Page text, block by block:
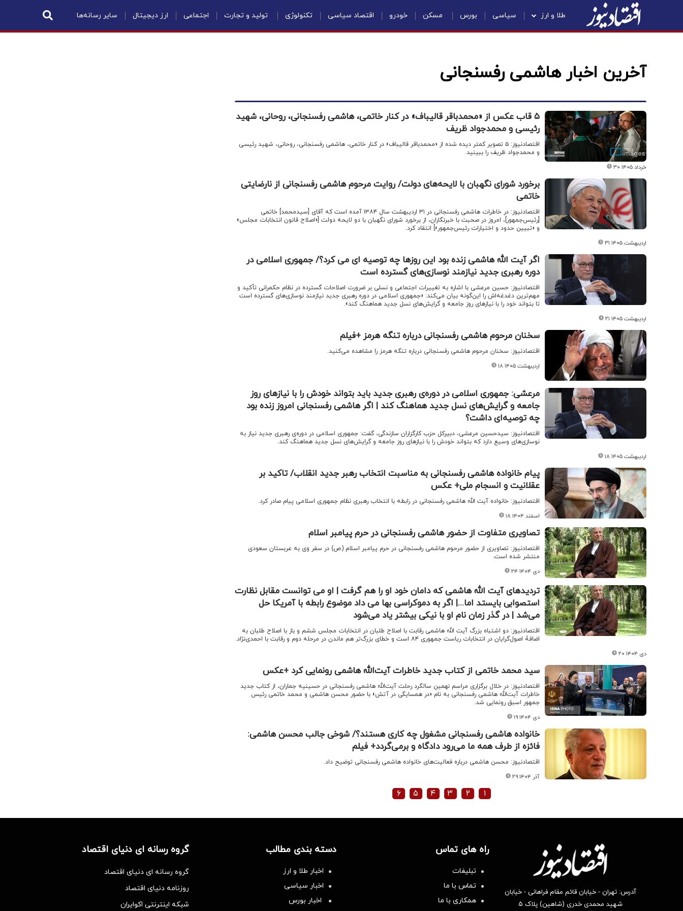
طلا و ارز سیاسی بورس مسکن خودرو اقتصاد سیاسی تکنولوژی تولید و تجارت اجتماعی ارز دیجیتال سایر رسانه‌ها
آخرین اخبار هاشمی رفسنجانی
۵ قاب عکس از «محمدباقر قالیباف» در کنار خاتمی، هاشمی رفسنجانی، روحانی، شهید
رئیسی و محمدجواد ظریف
اقتصادنیوز: ۵ تصویر کمتر دیده شده از «محمدباقر قالیباف» در کنار خاتمی، هاشمی رفسنجانی، روحانی، شهید رئیسی
و محمدجواد ظریف را ببینید.
۳۰ خرداد ۱۴۰۵
برخورد شورای نگهبان با لایحه‌های دولت/ روایت مرحوم هاشمی رفسنجانی از نارضایتی
خاتمی
اقتصادنیوز: در خاطرات هاشمی رفسنجانی در ۳۱ اردیبهشت سال ۱۳۸۴ آمده است که آقای [سیدمحمد] خاتمی
[رئیس‌جمهور]، امروز در صحبت با خبرنگاران، از برخورد شورای نگهبان با دو لایحه دولت [«اصلاح قانون انتخابات مجلس»
و «تبیین حدود و اختیارات رئیس‌جمهور»] انتقاد کرد.
۳۱ اردیبهشت ۱۴۰۵
اگر آیت الله هاشمی زنده بود این روزها چه توصیه ای می کرد؟/ جمهوری اسلامی در
دوره رهبری جدید نیازمند نوسازی‌های گسترده است
اقتصادنیوز: حسین مرعشی با اشاره به تغییرات اجتماعی و نسلی بر ضرورت اصلاحات گسترده در نظام حکمرانی تأکید و
مهم‌ترین دغدغه‌اش را این‌گونه بیان می‌کند: «جمهوری اسلامی در دوره رهبری جدید نیازمند نوسازی‌های گسترده است
تا بتواند خود را با نیازهای روز جامعه و گرایش‌های نسل جدید هماهنگ کند».
۲۱ اردیبهشت ۱۴۰۵
سخنان مرحوم هاشمی رفسنجانی درباره تنگه هرمز +فیلم
اقتصادنیوز: سخنان مرحوم هاشمی رفسنجانی درباره تنگه هرمز را مشاهده می‌کنید.
۱۸ اردیبهشت ۱۴۰۵
مرعشی: جمهوری اسلامی در دوره‌ی رهبری جدید باید بتواند خودش را با نیازهای روز
جامعه و گرایش‌های نسل جدید هماهنگ کند | اگر هاشمی رفسنجانی امروز زنده بود
چه توصیه‌ای داشت؟
اقتصادنیوز: سیدحسین مرعشی، دبیرکل حزب کارگزاران سازندگی، گفت: جمهوری اسلامی در دوره‌ی رهبری جدید نیاز به
نوسازی‌های وسیع دارد که بتواند خودش را با نیازهای روز جامعه و گرایش‌های نسل جدید هماهنگ کند.
۱۸ اردیبهشت ۱۴۰۵
پیام خانواده هاشمی رفسنجانی به مناسبت انتخاب رهبر جدید انقلاب/ تاکید بر
عقلانیت و انسجام ملی+ عکس
اقتصادنیوز: خانواده آیت الله هاشمی رفسنجانی در رابطه با انتخاب رهبری نظام جمهوری اسلامی پیام صادر کرد.
۱۸ اسفند ۱۴۰۴
تصاویری متفاوت از حضور هاشمی رفسنجانی در حرم پیامبر اسلام
اقتصادنیوز: تصاویری از حضور مرحوم هاشمی رفسنجانی در حرم پیامبر اسلام (ص) در سفر وی به عربستان سعودی
منتشر شده است.
۲۴ دی ۱۴۰۴
تردیدهای آیت الله هاشمی که دامان خود او را هم گرفت | او می توانست مقابل نظارت
استصوابی بایستد اما...| اگر به دموکراسی بها می داد موضوع رابطه با آمریکا حل
می‌شد | در گذر زمان نام او با نیکی بیشتر یاد می‌شود
اقتصادنیوز: دو اشتباه بزرگ آیت الله هاشمی رقابت با اصلاح طلبان در انتخابات مجلس ششم و باز با اصلاح طلبان به
اضافۀ اصول‌گرایان در انتخابات ریاست جمهوری ۸۴ است و خطای بزرگ‌تر هم ماندن در مرحله دوم و رقابت با احمدی‌نژاد.
۲۰ دی ۱۴۰۴
سید محمد خاتمی از کتاب جدید خاطرات آیت‌الله هاشمی رونمایی کرد +عکس
اقتصادنیوز: در خلال برگزاری مراسم نهمین سالگرد رحلت آیت‌الله هاشمی رفسنجانی در حسینیه جماران، از کتاب جدید
خاطرات آیت‌الله هاشمی رفسنجانی به نام «در همسایگی در آتش» با حضور محسن هاشمی و محمد خاتمی رئیس
جمهور اسبق رونمایی شد.
۱۹ دی ۱۴۰۴
خانواده هاشمی رفسنجانی مشغول چه کاری هستند؟/ شوخی جالب محسن هاشمی:
فائزه از طرف همه ما می‌رود دادگاه و برمی‌گردد+ فیلم
اقتصادنیوز: محسن هاشمی درباره فعالیت‌های خانواده هاشمی رفسنجانی توضیح داد.
۲۹ آذر ۱۴۰۴
۱ ۲ ۳ ۴ ۵ ۶
آدرس: تهران - خیابان قائم مقام فراهانی - خیابان
شهید محمدی خدری (شاهین) پلاک ۵
راه های تماس
تبلیغات
تماس با ما
همکاری با ما
دسته بندی مطالب
اخبار طلا و ارز
اخبار سیاسی
اخبار بورس
گروه رسانه ای دنیای اقتصاد
گروه رسانه ای دنیای اقتصاد
روزنامه دنیای اقتصاد
شبکه اینترنتی اکوایران